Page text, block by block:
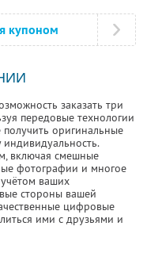
купоном
заказать три
передовые технологии
получить оригинальные
включая смешные
фотографии и многое
ваших
стороны вашей
цифровые
ими с друзьями и